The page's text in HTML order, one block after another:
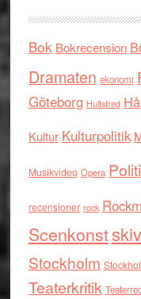
Bok Bokrecension
Dramaten ekonomi
Göteborg Hultsfred
Kultur Kulturpolitik
Musikvideo Opera
recensioner rock
Scenkonst
Stockholm
Teaterkritik